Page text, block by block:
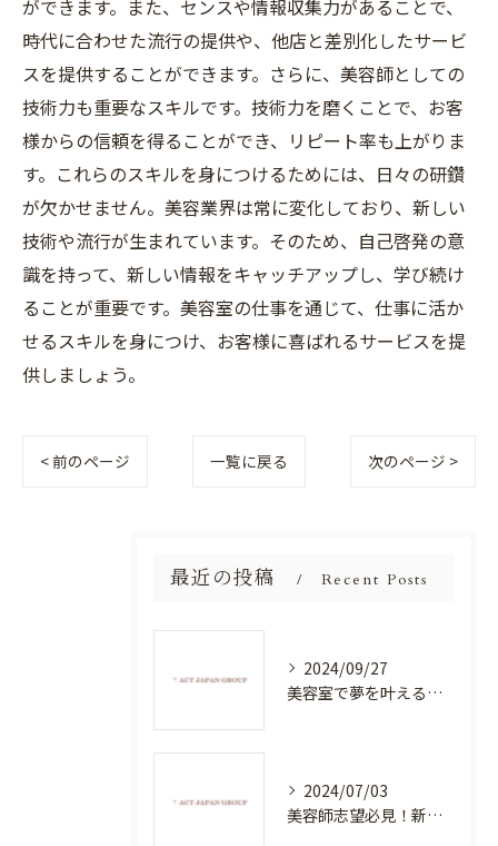
ができます。また、センスや情報収集力があることで、
時代に合わせた流行の提供や、他店と差別化したサービ
スを提供することができます。さらに、美容師としての
技術力も重要なスキルです。技術力を磨くことで、お客
様からの信頼を得ることができ、リピート率も上がりま
す。これらのスキルを身につけるためには、日々の研鑽
が欠かせません。美容業界は常に変化しており、新しい
技術や流行が生まれています。そのため、自己啓発の意
識を持って、新しい情報をキャッチアップし、学び続け
ることが重要です。美容室の仕事を通じて、仕事に活か
せるスキルを身につけ、お客様に喜ばれるサービスを提
供しましょう。
< 前のページ 一覧に戻る 次のページ >
最近の投稿 Recent Posts
2024/09/27
美容室で夢を叶える！自分を磨く新たなチャンス
2024/07/03
美容師志望必見！新たな価値を創造する美容室でハイレベルな技術を学べる環境